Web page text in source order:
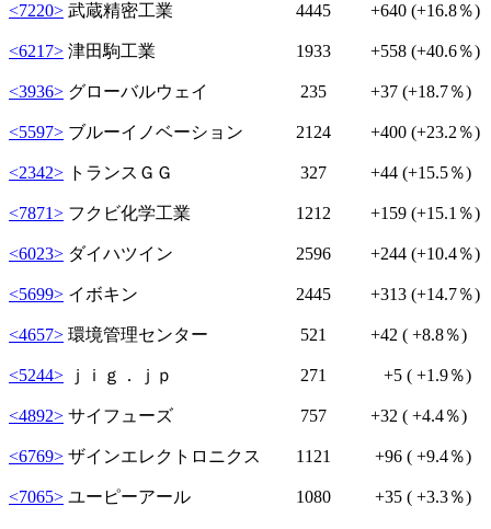
<7220> 武蔵精密工業 4445 +640 (+16.8％)
<6217> 津田駒工業 1933 +558 (+40.6％)
<3936> グローバルウェイ 235 +37 (+18.7％)
<5597> ブルーイノベーション 2124 +400 (+23.2％)
<2342> トランスＧＧ 327 +44 (+15.5％)
<7871> フクビ化学工業 1212 +159 (+15.1％)
<6023> ダイハツイン 2596 +244 (+10.4％)
<5699> イボキン 2445 +313 (+14.7％)
<4657> 環境管理センター 521 +42 ( +8.8％)
<5244> ｊｉｇ．ｊｐ 271 +5 ( +1.9％)
<4892> サイフューズ 757 +32 ( +4.4％)
<6769> ザインエレクトロニクス 1121 +96 ( +9.4％)
<7065> ユーピーアール 1080 +35 ( +3.3％)